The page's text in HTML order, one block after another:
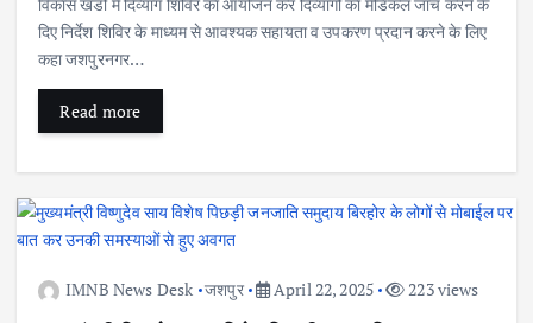
दिए निर्देश शिविर के माध्यम से आवश्यक सहायता व उपकरण प्रदान करने के लिए
कहा जशपुरनगर…
Read more
IMNB News Desk जशपुर April 22, 2025 223 views